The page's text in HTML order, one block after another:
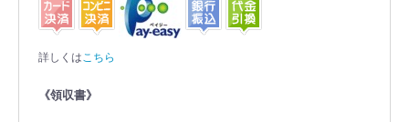
詳しくはこちら
《領収書》